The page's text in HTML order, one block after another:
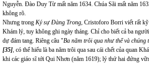
Nguyễn. Đào Duy Từ mất năm 1634. Chúa Sãi mất năm
không rõ.
Nhưng trong Ký sự Đàng Trong, Cristoforo Borri viết rất kỹ
Khám lý, tuy không ghi ngày tháng. Chỉ cho biết cả ba
dự đám tang. Riêng câu "Ba năm trôi qua như thế và chúng
[35], có thể hiểu là ba năm trôi qua sau cái chết của quan
khi các giáo sĩ tới Qui Nhơn (năm 1619); lý thứ hai đứng